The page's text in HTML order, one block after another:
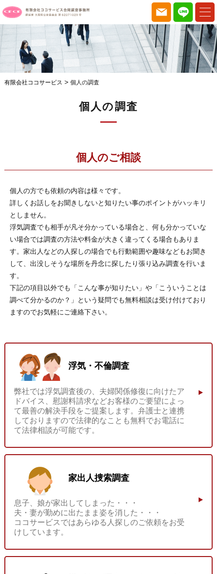
個人の調査
有限会社ココサービス > 個人の調査
個人のご相談
個人の方でも依頼の内容は様々です。
詳しくお話しをお聞きしないと知りたい事のポイントがハッキリ
としません。
浮気調査でも相手が凡そ分かっている場合と、何も分かっていな
い場合では調査の方法や料金が大きく違ってくる場合もありま
す。家出人などの人探しの場合でも行動範囲や趣味などもお聞き
して、出没しそうな場所を丹念に探したり張り込み調査を行いま
す。
下記の項目以外でも「こんな事が知りたい」や「こういうことは
調べて分かるのか？」という疑問でも無料相談は受け付けており
ますのでお気軽にご連絡下さい。
浮気・不倫調査
弊社では浮気調査後の、夫婦関係修復に向けたア
ドバイス、慰謝料請求などお客様のご要望によっ
て最善の解決手段をご提案します。弁護士と連携
しておりますので法律的なことも無料でお電話に
て法律相談が可能です。
家出人捜索調査
息子、娘が家出してしまった・・・
夫・妻が勤めに出たまま姿を消した・・・
ココサービスではあらゆる人探しのご依頼をお受
けしています。